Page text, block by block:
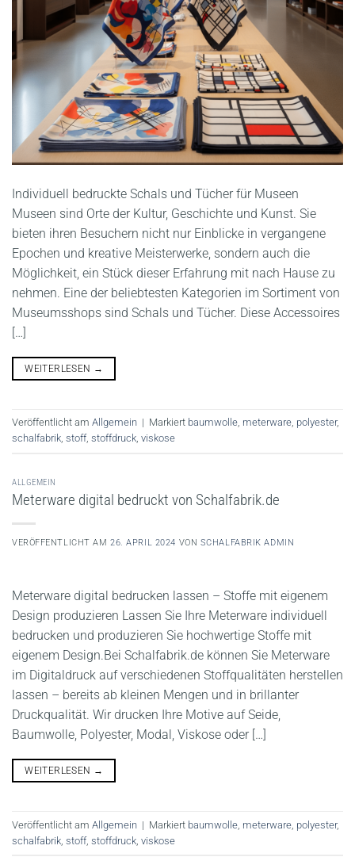
Individuell bedruckte Schals und Tücher für Museen
Museen sind Orte der Kultur, Geschichte und Kunst. Sie
bieten ihren Besuchern nicht nur Einblicke in vergangene
Epochen und kreative Meisterwerke, sondern auch die
Möglichkeit, ein Stück dieser Erfahrung mit nach Hause zu
nehmen. Eine der beliebtesten Kategorien im Sortiment von
Museumsshops sind Schals und Tücher. Diese Accessoires
[…]
WEITERLESEN →
Veröffentlicht am Allgemein | Markiert baumwolle, meterware, polyester,
schalfabrik, stoff, stoffdruck, viskose
ALLGEMEIN
Meterware digital bedruckt von Schalfabrik.de
VERÖFFENTLICHT AM26. APRIL 2024 VON SCHALFABRIK ADMIN
Meterware digital bedrucken lassen – Stoffe mit eigenem
Design produzieren Lassen Sie Ihre Meterware individuell
bedrucken und produzieren Sie hochwertige Stoffe mit
eigenem Design.Bei Schalfabrik.de können Sie Meterware
im Digitaldruck auf verschiedenen Stoffqualitäten herstellen
lassen – bereits ab kleinen Mengen und in brillanter
Druckqualität. Wir drucken Ihre Motive auf Seide,
Baumwolle, Polyester, Modal, Viskose oder […]
WEITERLESEN →
Veröffentlicht am Allgemein | Markiert baumwolle meterware polyester,
schalfabrik stoff, stoffdruck viskose